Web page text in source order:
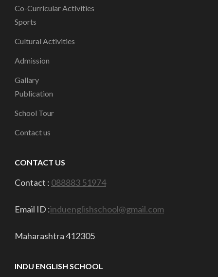
Co-Curricular Activities
Sports
Cultural Activities
Admission
Gallary
Publication
School Tour
Contact us
CONTACT US
Contact : 088883 51974
Email ID :induenglishschool@gmail.com
Maharashtra 412305
INDU ENGLISH SCHOOL